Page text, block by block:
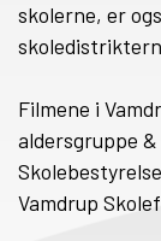
skolerne, er
Filmene i
aldersgruppe
Vamdrup